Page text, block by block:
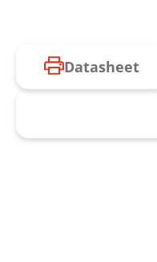
Datasheet